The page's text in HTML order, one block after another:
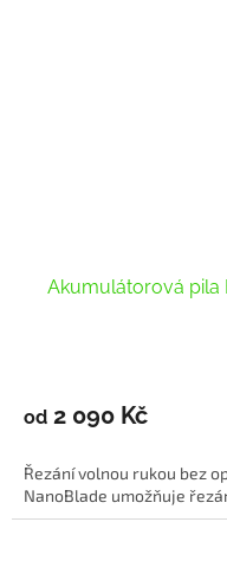
Akumulátorová pila
od 2 090 Kč
Řezání volnou rukou bez
NanoBlade umožňuje